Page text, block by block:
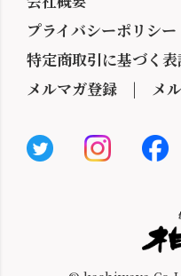
プライバシーポリシー
特定商取引に基づく表
メルマガ登録 | メ